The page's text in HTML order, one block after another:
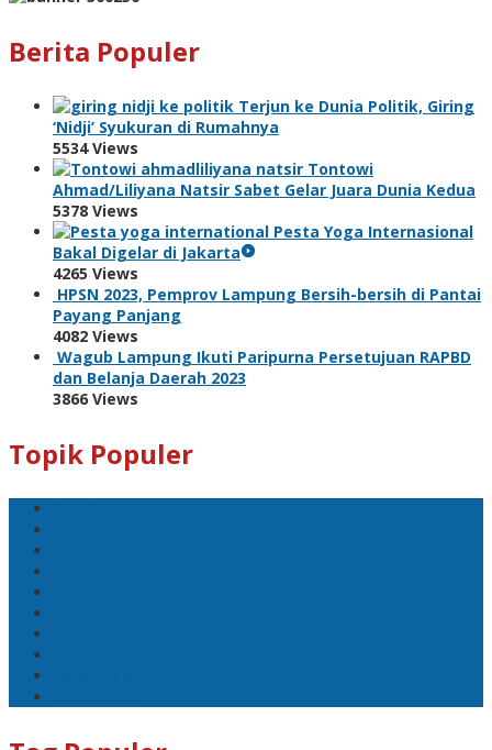
Berita Populer
Terjun ke Dunia Politik, Giring
‘Nidji’ Syukuran di Rumahnya
5534 Views
Tontowi
Ahmad/Liliyana Natsir Sabet Gelar Juara Dunia Kedua
5378 Views
Pesta Yoga Internasional
Bakal Digelar di Jakarta
4265 Views
HPSN 2023, Pemprov Lampung Bersih-bersih di Pantai
Payang Panjang
4082 Views
Wagub Lampung Ikuti Paripurna Persetujuan RAPBD
dan Belanja Daerah 2023
3866 Views
Topik Populer